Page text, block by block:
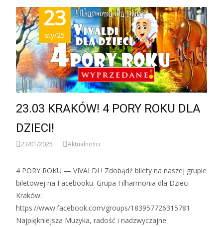
23
sty/25
23.03 KRAKÓW! 4 PORY ROKU DLA
DZIECI!
23/01/2025 Aktualności
4 PORY ROKU — VIVALDI ! Zdobądź bilety na naszej grupie
biletowej na Facebooku. Grupa Filharmonia dla Dzieci
Kraków:
https://www.facebook.com/groups/183957726315781
Najpiękniejsza Muzyka, radość i nadzwyczajne